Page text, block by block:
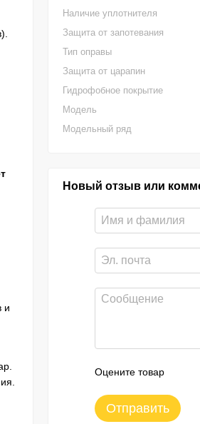
и
Наличие уплотнителя
Защита от запотевания
Тип оправы
Защита от царапин
Гидрофобное покрытие
Модель
Модельный ряд
Новый отзыв или
Оцените товар
Отправить